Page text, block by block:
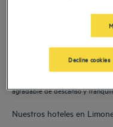
lo que está en nuestras
agradable de descanso y
Nuestros hoteles en
Decline cookies